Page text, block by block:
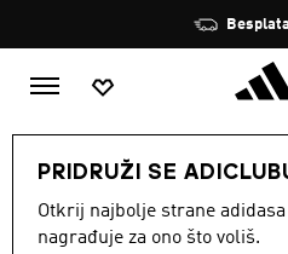
PRIDRUŽI SE
Otkrij najbolje strane
nagrađuje za ono što voliš.
MODNE MARKE
TENISICE